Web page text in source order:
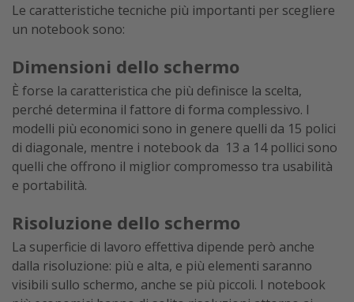
Le caratteristiche tecniche più importanti per scegliere
un notebook sono:
Dimensioni dello schermo
È forse la caratteristica che più definisce la scelta,
perché determina il fattore di forma complessivo. I
modelli più economici sono in genere quelli da 15 polici
di diagonale, mentre i notebook da 13 a 14 pollici sono
quelli che offrono il miglior compromesso tra usabilità
e portabilità.
Risoluzione dello schermo
La superficie di lavoro effettiva dipende però anche
dalla risoluzione: più e alta, e più elementi saranno
visibili sullo schermo, anche se più piccoli. I notebook